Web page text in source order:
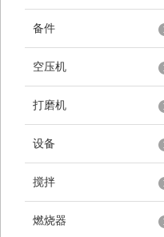
备件
空压机
打磨机
设备
搅拌
燃烧器